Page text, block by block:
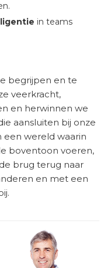
in teams
begrijpen en te
veerkracht,
en herwinnen we
aansluiten bij onze
wereld waarin
boventoon voeren,
brug terug naar
en met een